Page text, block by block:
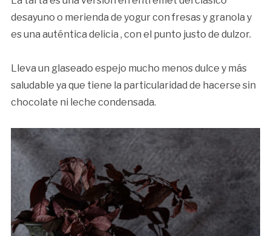
desayuno o merienda de yogur con fresas y granola y
es una auténtica delicia , con el punto justo de dulzor.
Lleva un glaseado espejo mucho menos dulce y más
saludable ya que tiene la particularidad de hacerse sin
chocolate ni leche condensada.